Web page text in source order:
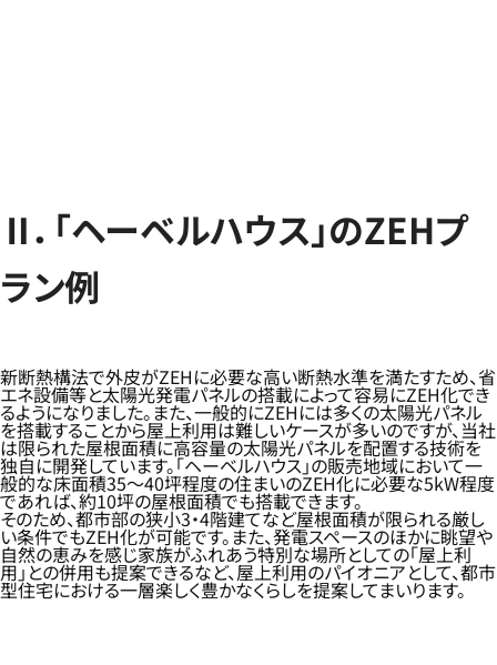
Ⅱ．「ヘーベルハウス」のZEHプ
ラン例
新断熱構法で外皮がZEHに必要な高い断熱水準を満たすため、省
エネ設備等と太陽光発電パネルの搭載によって容易にZEH化でき
るようになりました。また、一般的にZEHには多くの太陽光パネル
を搭載することから屋上利用は難しいケースが多いのですが、当社
は限られた屋根面積に高容量の太陽光パネルを配置する技術を
独自に開発しています。「ヘーベルハウス」の販売地域において一
般的な床面積35～40坪程度の住まいのZEH化に必要な5kW程度
であれば、約10坪の屋根面積でも搭載できます。
そのため、都市部の狭小3・4階建てなど屋根面積が限られる厳し
い条件でもZEH化が可能です。また、発電スペースのほかに眺望や
自然の恵みを感じ家族がふれあう特別な場所としての「屋上利
用」との併用も提案できるなど、屋上利用のパイオニアとして、都市
型住宅における一層楽しく豊かなくらしを提案してまいります。